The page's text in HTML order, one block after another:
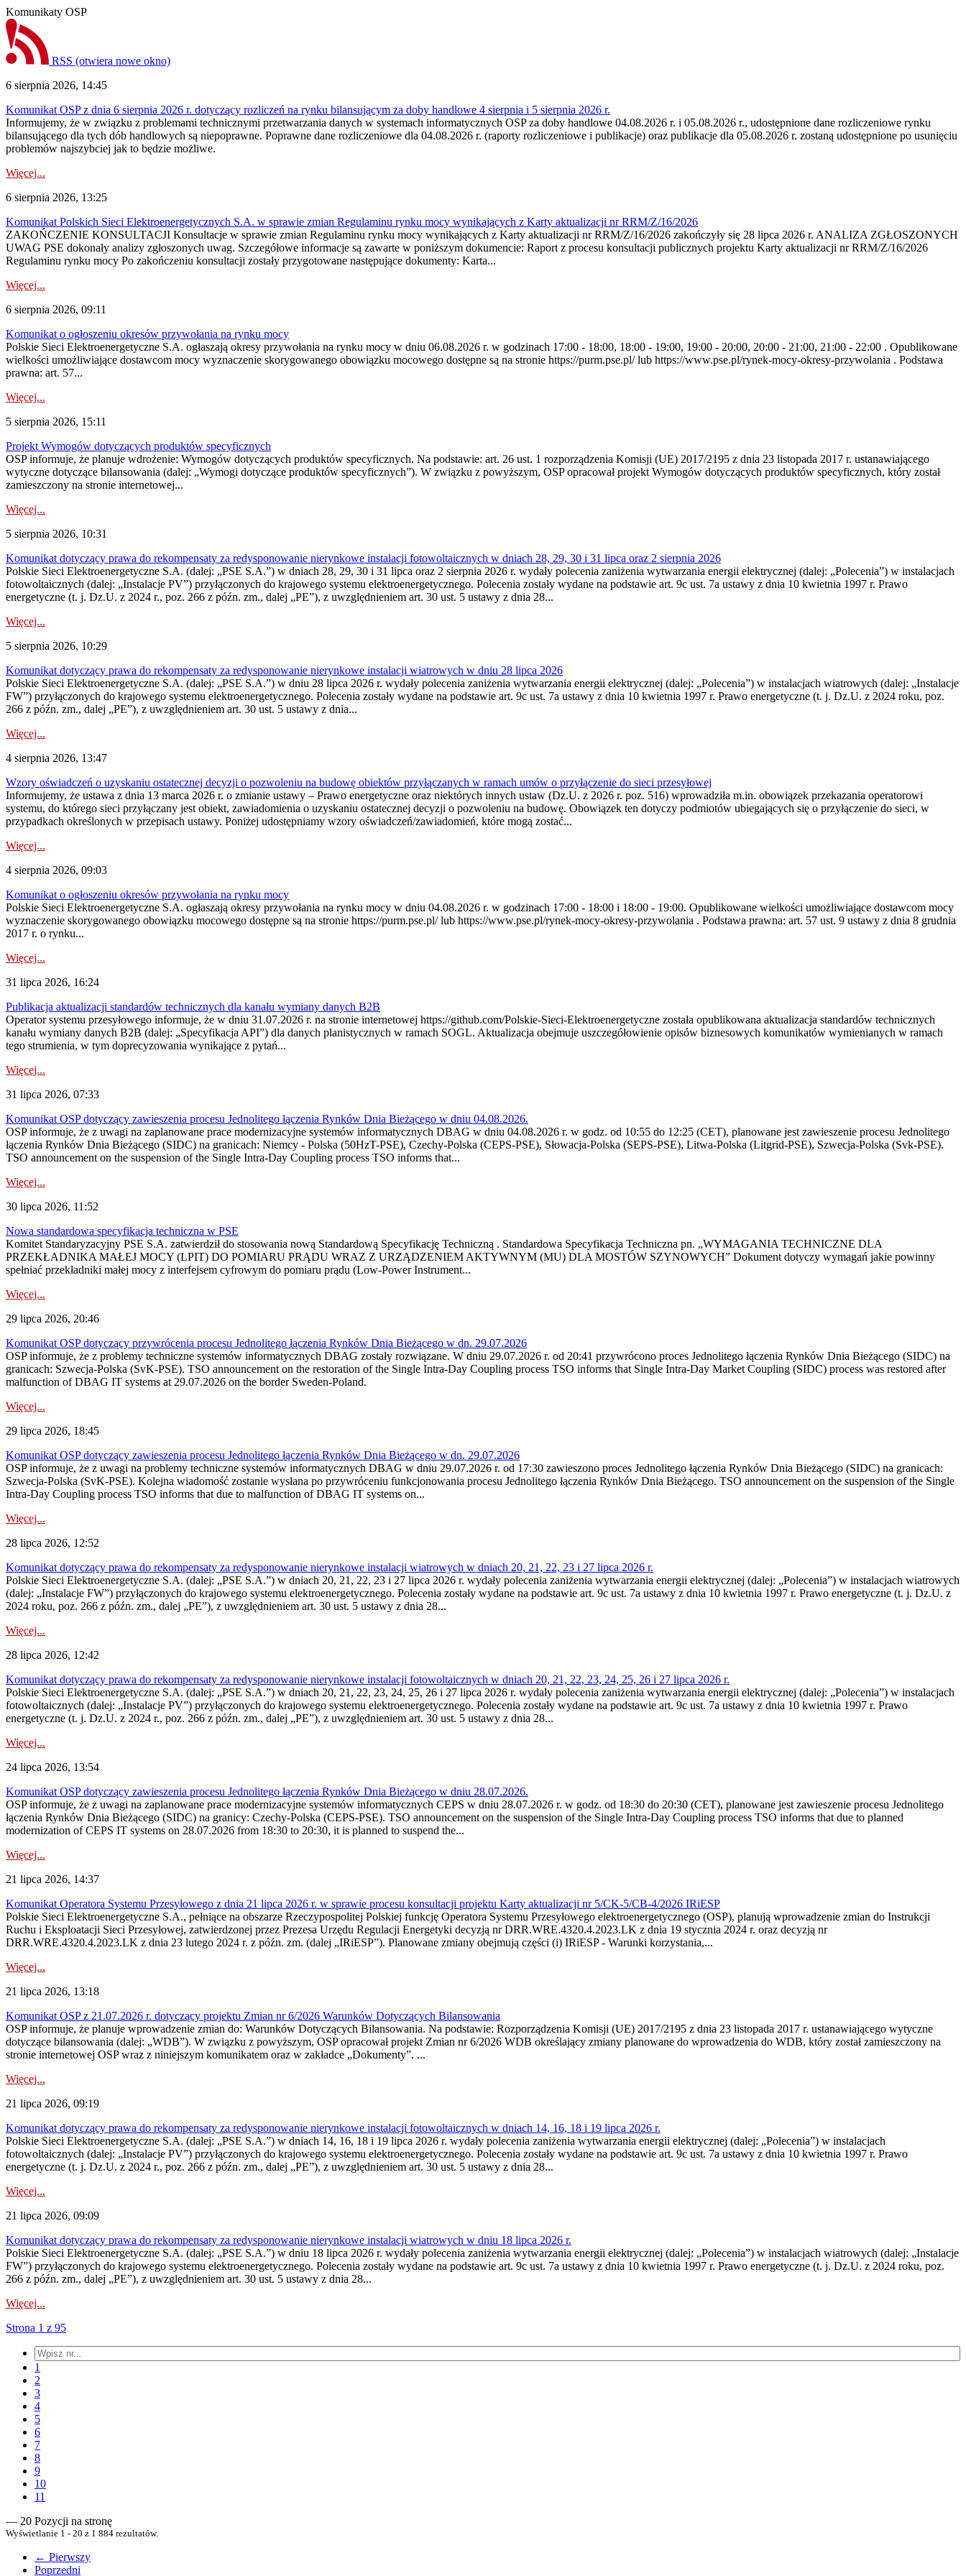
Komunikaty OSP
RSS (otwiera nowe okno)
6 sierpnia 2026, 14:45
Komunikat OSP z dnia 6 sierpnia 2026 r. dotyczący rozliczeń na rynku bilansującym za doby handlowe 4 sierpnia i 5 sierpnia 2026 r.
Informujemy, że w związku z problemami technicznymi przetwarzania danych w systemach informatycznych OSP za doby handlowe 04.08.2026 r. i 05.08.2026 r., udostępnione dane rozliczeniowe rynku
bilansującego dla tych dób handlowych są niepoprawne. Poprawne dane rozliczeniowe dla 04.08.2026 r. (raporty rozliczeniowe i publikacje) oraz publikacje dla 05.08.2026 r. zostaną udostępnione po usunięciu
problemów najszybciej jak to będzie możliwe.
Więcej...
6 sierpnia 2026, 13:25
Komunikat Polskich Sieci Elektroenergetycznych S.A. w sprawie zmian Regulaminu rynku mocy wynikających z Karty aktualizacji nr RRM/Z/16/2026
ZAKOŃCZENIE KONSULTACJI Konsultacje w sprawie zmian Regulaminu rynku mocy wynikających z Karty aktualizacji nr RRM/Z/16/2026 zakończyły się 28 lipca 2026 r. ANALIZA ZGŁOSZONYCH
UWAG PSE dokonały analizy zgłoszonych uwag. Szczegółowe informacje są zawarte w poniższym dokumencie: Raport z procesu konsultacji publicznych projektu Karty aktualizacji nr RRM/Z/16/2026
Regulaminu rynku mocy Po zakończeniu konsultacji zostały przygotowane następujące dokumenty: Karta...
Więcej...
6 sierpnia 2026, 09:11
Komunikat o ogłoszeniu okresów przywołania na rynku mocy
Polskie Sieci Elektroenergetyczne S.A. ogłaszają okresy przywołania na rynku mocy w dniu 06.08.2026 r. w godzinach 17:00 - 18:00, 18:00 - 19:00, 19:00 - 20:00, 20:00 - 21:00, 21:00 - 22:00 . Opublikowane
wielkości umożliwiające dostawcom mocy wyznaczenie skorygowanego obowiązku mocowego dostępne są na stronie https://purm.pse.pl/ lub https://www.pse.pl/rynek-mocy-okresy-przywolania . Podstawa
prawna: art. 57...
Więcej...
5 sierpnia 2026, 15:11
Projekt Wymogów dotyczących produktów specyficznych
OSP informuje, że planuje wdrożenie: Wymogów dotyczących produktów specyficznych. Na podstawie: art. 26 ust. 1 rozporządzenia Komisji (UE) 2017/2195 z dnia 23‍ listopada 2017 r. ustanawiającego
wytyczne dotyczące bilansowania (dalej: „Wymogi dotyczące produktów specyficznych”). W związku z powyższym, OSP opracował projekt Wymogów dotyczących produktów specyficznych, który został
zamieszczony na stronie internetowej...
Więcej...
5 sierpnia 2026, 10:31
Komunikat dotyczący prawa do rekompensaty za redysponowanie nierynkowe instalacji fotowoltaicznych w dniach 28, 29, 30 i 31 lipca oraz 2 sierpnia 2026
Polskie Sieci Elektroenergetyczne S.A. (dalej: „PSE S.A.”) w dniach 28, 29, 30 i 31 lipca oraz 2 sierpnia 2026 r. wydały polecenia zaniżenia wytwarzania energii elektrycznej (dalej: „Polecenia”) w instalacjach
fotowoltaicznych (dalej: „Instalacje PV”) przyłączonych do krajowego systemu elektroenergetycznego. Polecenia zostały wydane na podstawie art. 9c ust. 7a ustawy z dnia 10 kwietnia 1997 r. Prawo
energetyczne (t. j. Dz.U. z 2024 r., poz. 266 z późn. zm., dalej „PE”), z uwzględnieniem art. 30 ust. 5 ustawy z dnia 28...
Więcej...
5 sierpnia 2026, 10:29
Komunikat dotyczący prawa do rekompensaty za redysponowanie nierynkowe instalacji wiatrowych w dniu 28 lipca 2026
Polskie Sieci Elektroenergetyczne S.A. (dalej: „PSE S.A.”) w dniu 28 lipca 2026 r. wydały polecenia zaniżenia wytwarzania energii elektrycznej (dalej: „Polecenia”) w instalacjach wiatrowych (dalej: „Instalacje
FW”) przyłączonych do krajowego systemu elektroenergetycznego. Polecenia zostały wydane na podstawie art. 9c ust. 7a ustawy z dnia 10 kwietnia 1997 r. Prawo energetyczne (t. j. Dz.U. z 2024 roku, poz.
266 z późn. zm., dalej „PE”), z uwzględnieniem art. 30 ust. 5 ustawy z dnia...
Więcej...
4 sierpnia 2026, 13:47
Wzory oświadczeń o uzyskaniu ostatecznej decyzji o pozwoleniu na budowę obiektów przyłączanych w ramach umów o przyłączenie do sieci przesyłowej
Informujemy, że ustawa z dnia 13 marca 2026 r. o zmianie ustawy – Prawo energetyczne oraz niektórych innych ustaw (Dz.U. z 2026 r. poz. 516) wprowadziła m.in. obowiązek przekazania operatorowi
systemu, do którego sieci przyłączany jest obiekt, zawiadomienia o uzyskaniu ostatecznej decyzji o pozwoleniu na budowę. Obowiązek ten dotyczy podmiotów ubiegających się o przyłączenie do sieci, w
przypadkach określonych w przepisach ustawy. Poniżej udostępniamy wzory oświadczeń/zawiadomień, które mogą zostać...
Więcej...
4 sierpnia 2026, 09:03
Komunikat o ogłoszeniu okresów przywołania na rynku mocy
Polskie Sieci Elektroenergetyczne S.A. ogłaszają okresy przywołania na rynku mocy w dniu 04.08.2026 r. w godzinach 17:00 - 18:00 i 18:00 - 19:00. Opublikowane wielkości umożliwiające dostawcom mocy
wyznaczenie skorygowanego obowiązku mocowego dostępne są na stronie https://purm.pse.pl/ lub https://www.pse.pl/rynek-mocy-okresy-przywolania . Podstawa prawna: art. 57 ust. 9 ustawy z dnia 8 grudnia
2017 r. o rynku...
Więcej...
31 lipca 2026, 16:24
Publikacja aktualizacji standardów technicznych dla kanału wymiany danych B2B
Operator systemu przesyłowego informuje, że w dniu 31.07.2026 r. na stronie internetowej https://github.com/Polskie-Sieci-Elektroenergetyczne została opublikowana aktualizacja standardów technicznych
kanału wymiany danych B2B (dalej: „Specyfikacja API”) dla danych planistycznych w ramach SOGL. Aktualizacja obejmuje uszczegółowienie opisów biznesowych komunikatów wymienianych w ramach
tego strumienia, w tym doprecyzowania wynikające z pytań...
Więcej...
31 lipca 2026, 07:33
Komunikat OSP dotyczący zawieszenia procesu Jednolitego łączenia Rynków Dnia Bieżącego w dniu 04.08.2026.
OSP informuje, że z uwagi na zaplanowane prace modernizacyjne systemów informatycznych DBAG w dniu 04.08.2026 r. w godz. od 10:55 do 12:25 (CET), planowane jest zawieszenie procesu Jednolitego
łączenia Rynków Dnia Bieżącego (SIDC) na granicach: Niemcy - Polska (50HzT-PSE), Czechy-Polska (CEPS-PSE), Słowacja-Polska (SEPS-PSE), Litwa-Polska (Litgrid-PSE), Szwecja-Polska (Svk-PSE).
TSO announcement on the suspension of the Single Intra-Day Coupling process TSO informs that...
Więcej...
30 lipca 2026, 11:52
Nowa standardowa specyfikacja techniczna w PSE
Komitet Standaryzacyjny PSE S.A. zatwierdził do stosowania nową Standardową Specyfikację Techniczną . Standardowa Specyfikacja Techniczna pn. „WYMAGANIA TECHNICZNE DLA
PRZEKŁADNIKA MAŁEJ MOCY (LPIT) DO POMIARU PRĄDU WRAZ Z URZĄDZENIEM AKTYWNYM (MU) DLA MOSTÓW SZYNOWYCH” Dokument dotyczy wymagań jakie powinny
spełniać przekładniki małej mocy z interfejsem cyfrowym do pomiaru prądu (Low-Power Instrument...
Więcej...
29 lipca 2026, 20:46
Komunikat OSP dotyczący przywrócenia procesu Jednolitego łączenia Rynków Dnia Bieżącego w dn. 29.07.2026
OSP informuje, że z problemy techniczne systemów informatycznych DBAG zostały rozwiązane. W dniu 29.07.2026 r. od 20:41 przywrócono proces Jednolitego łączenia Rynków Dnia Bieżącego (SIDC) na
granicach: Szwecja-Polska (SvK-PSE). TSO announcement on the restoration of the Single Intra-Day Coupling process TSO informs that Single Intra-Day Market Coupling (SIDC) process was restored after
malfunction of DBAG IT systems at 29.07.2026 on the border Sweden-Poland.
Więcej...
29 lipca 2026, 18:45
Komunikat OSP dotyczący zawieszenia procesu Jednolitego łączenia Rynków Dnia Bieżącego w dn. 29.07.2026
OSP informuje, że z uwagi na problemy techniczne systemów informatycznych DBAG w dniu 29.07.2026 r. od 17:30 zawieszono proces Jednolitego łączenia Rynków Dnia Bieżącego (SIDC) na granicach:
Szwecja-Polska (SvK-PSE). Kolejna wiadomość zostanie wysłana po przywróceniu funkcjonowania procesu Jednolitego łączenia Rynków Dnia Bieżącego. TSO announcement on the suspension of the Single
Intra-Day Coupling process TSO informs that due to malfunction of DBAG IT systems on...
Więcej...
28 lipca 2026, 12:52
Komunikat dotyczący prawa do rekompensaty za redysponowanie nierynkowe instalacji wiatrowych w dniach 20, 21, 22, 23 i 27 lipca 2026 r.
Polskie Sieci Elektroenergetyczne S.A. (dalej: „PSE S.A.”) w dniach 20, 21, 22, 23 i 27 lipca 2026 r. wydały polecenia zaniżenia wytwarzania energii elektrycznej (dalej: „Polecenia”) w instalacjach wiatrowych
(dalej: „Instalacje FW”) przyłączonych do krajowego systemu elektroenergetycznego. Polecenia zostały wydane na podstawie art. 9c ust. 7a ustawy z dnia 10 kwietnia 1997 r. Prawo energetyczne (t. j. Dz.U. z
2024 roku, poz. 266 z późn. zm., dalej „PE”), z uwzględnieniem art. 30 ust. 5 ustawy z dnia 28...
Więcej...
28 lipca 2026, 12:42
Komunikat dotyczący prawa do rekompensaty za redysponowanie nierynkowe instalacji fotowoltaicznych w dniach 20, 21, 22, 23, 24, 25, 26 i 27 lipca 2026 r.
Polskie Sieci Elektroenergetyczne S.A. (dalej: „PSE S.A.”) w dniach 20, 21, 22, 23, 24, 25, 26 i 27 lipca 2026 r. wydały polecenia zaniżenia wytwarzania energii elektrycznej (dalej: „Polecenia”) w instalacjach
fotowoltaicznych (dalej: „Instalacje PV”) przyłączonych do krajowego systemu elektroenergetycznego. Polecenia zostały wydane na podstawie art. 9c ust. 7a ustawy z dnia 10 kwietnia 1997 r. Prawo
energetyczne (t. j. Dz.U. z 2024 r., poz. 266 z późn. zm., dalej „PE”), z uwzględnieniem art. 30 ust. 5 ustawy z dnia 28...
Więcej...
24 lipca 2026, 13:54
Komunikat OSP dotyczący zawieszenia procesu Jednolitego łączenia Rynków Dnia Bieżącego w dniu 28.07.2026.
OSP informuje, że z uwagi na zaplanowane prace modernizacyjne systemów informatycznych CEPS w dniu 28.07.2026 r. w godz. od 18:30 do 20:30 (CET), planowane jest zawieszenie procesu Jednolitego
łączenia Rynków Dnia Bieżącego (SIDC) na granicy: Czechy-Polska (CEPS-PSE). TSO announcement on the suspension of the Single Intra-Day Coupling process TSO informs that due to planned
modernization of CEPS IT systems on 28.07.2026 from 18:30 to 20:30, it is planned to suspend the...
Więcej...
21 lipca 2026, 14:37
Komunikat Operatora Systemu Przesyłowego z dnia 21 lipca 2026 r. w sprawie procesu konsultacji projektu Karty aktualizacji nr 5/CK-5/CB-4/2026 IRiESP
Polskie Sieci Elektroenergetyczne S.A., pełniące na obszarze Rzeczypospolitej Polskiej funkcję Operatora Systemu Przesyłowego elektroenergetycznego (OSP), planują wprowadzenie zmian do Instrukcji
Ruchu i Eksploatacji Sieci Przesyłowej, zatwierdzonej przez Prezesa Urzędu Regulacji Energetyki decyzją nr DRR.WRE.4320.4.2023.LK z dnia 19 stycznia 2024 r. oraz decyzją nr
DRR.WRE.4320.4.2023.LK z dnia 23 lutego 2024 r. z późn. zm. (dalej „IRiESP”). Planowane zmiany obejmują części (i) IRiESP - Warunki korzystania,...
Więcej...
21 lipca 2026, 13:18
Komunikat OSP z 21.07.2026 r. dotyczący projektu Zmian nr 6/2026 Warunków Dotyczących Bilansowania
OSP informuje, że planuje wprowadzenie zmian do: Warunków Dotyczących Bilansowania. Na podstawie: Rozporządzenia Komisji (UE) 2017/2195 z dnia 23‍ listopada 2017 r. ustanawiającego wytyczne
dotyczące bilansowania (dalej: „WDB”). W związku z powyższym, OSP opracował projekt Zmian nr 6/2026 WDB określający zmiany planowane do wprowadzenia do WDB, który został zamieszczony na
stronie internetowej OSP wraz z niniejszym komunikatem oraz w zakładce „Dokumenty”. ...
Więcej...
21 lipca 2026, 09:19
Komunikat dotyczący prawa do rekompensaty za redysponowanie nierynkowe instalacji fotowoltaicznych w dniach 14, 16, 18 i 19 lipca 2026 r.
Polskie Sieci Elektroenergetyczne S.A. (dalej: „PSE S.A.”) w dniach 14, 16, 18 i 19 lipca 2026 r. wydały polecenia zaniżenia wytwarzania energii elektrycznej (dalej: „Polecenia”) w instalacjach
fotowoltaicznych (dalej: „Instalacje PV”) przyłączonych do krajowego systemu elektroenergetycznego. Polecenia zostały wydane na podstawie art. 9c ust. 7a ustawy z dnia 10 kwietnia 1997 r. Prawo
energetyczne (t. j. Dz.U. z 2024 r., poz. 266 z późn. zm., dalej „PE”), z uwzględnieniem art. 30 ust. 5 ustawy z dnia 28...
Więcej...
21 lipca 2026, 09:09
Komunikat dotyczący prawa do rekompensaty za redysponowanie nierynkowe instalacji wiatrowych w dniu 18 lipca 2026 r.
Polskie Sieci Elektroenergetyczne S.A. (dalej: „PSE S.A.”) w dniu 18 lipca 2026 r. wydały polecenia zaniżenia wytwarzania energii elektrycznej (dalej: „Polecenia”) w instalacjach wiatrowych (dalej: „Instalacje
FW”) przyłączonych do krajowego systemu elektroenergetycznego. Polecenia zostały wydane na podstawie art. 9c ust. 7a ustawy z dnia 10 kwietnia 1997 r. Prawo energetyczne (t. j. Dz.U. z 2024 roku, poz.
266 z późn. zm., dalej „PE”), z uwzględnieniem art. 30 ust. 5 ustawy z dnia 28...
Więcej...
Strona 1 z 95
1
2
3
4
5
6
7
8
9
10
11
— 20 Pozycji na stronę
Wyświetlanie 1 - 20 z 1 884 rezultatów.
← Pierwszy
Poprzedni